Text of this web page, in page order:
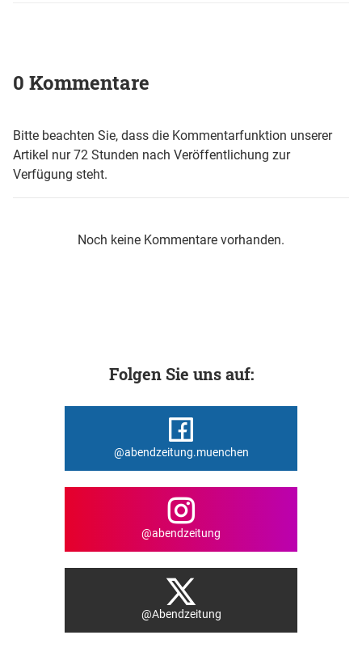
0 Kommentare
Bitte beachten Sie, dass die Kommentarfunktion unserer
Artikel nur 72 Stunden nach Veröffentlichung zur
Verfügung steht.
Noch keine Kommentare vorhanden.
Folgen Sie uns auf:
@abendzeitung.muenchen
@abendzeitung
@Abendzeitung